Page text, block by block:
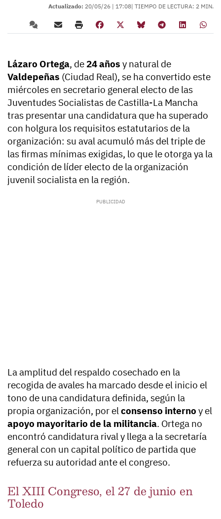
Actualizado: 20/05/26 | 17:08| TIEMPO DE LECTURA: 2 MIN.
Lázaro Ortega, de 24 años y natural de
Valdepeñas (Ciudad Real), se ha convertido este
miércoles en secretario general electo de las
Juventudes Socialistas de Castilla-La Mancha
tras presentar una candidatura que ha superado
con holgura los requisitos estatutarios de la
organización: su aval acumuló más del triple de
las firmas mínimas exigidas, lo que le otorga ya la
condición de líder electo de la organización
juvenil socialista en la región.
La amplitud del respaldo cosechado en la
recogida de avales ha marcado desde el inicio el
tono de una candidatura definida, según la
propia organización, por elconsenso interno y el
apoyo mayoritario de la militancia. Ortega no
encontró candidatura rival y llega a la secretaría
general con un capital político de partida que
refuerza su autoridad ante el congreso.
El XIII Congreso, el 27 de junio en
Toledo